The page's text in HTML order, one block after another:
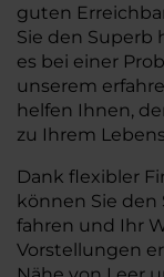
guten
Sie den Superb
es bei einer
unserem
helfen Ihnen,
zu Ihrem
Dank flexibler
können Sie
fahren und Ihr
Vorstellungen